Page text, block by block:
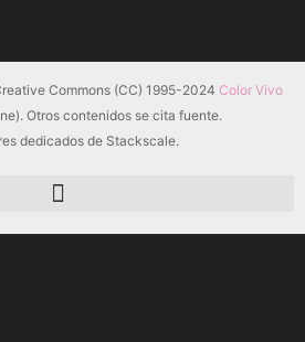
Commons (CC) 1995-2024 Color Vivo
Otros contenidos se cita fuente.
dedicados de Stackscale.